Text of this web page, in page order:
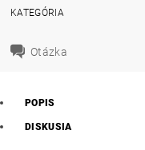
KATEGÓRIA
Otázka
POPIS
DISKUSIA